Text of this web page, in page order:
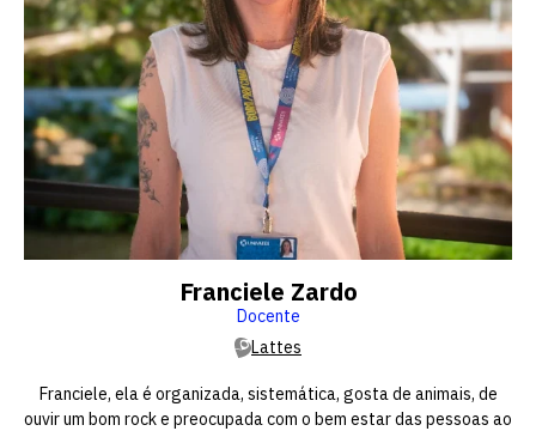
Franciele Zardo
Docente
Lattes
Franciele, ela é organizada, sistemática, gosta de animais, de
ouvir um bom rock e preocupada com o bem estar das pessoas ao